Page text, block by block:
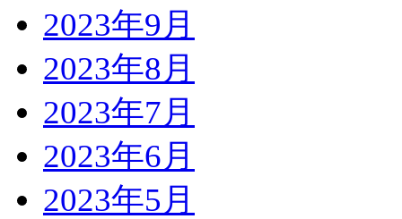
2023年9月
2023年8月
2023年7月
2023年6月
2023年5月